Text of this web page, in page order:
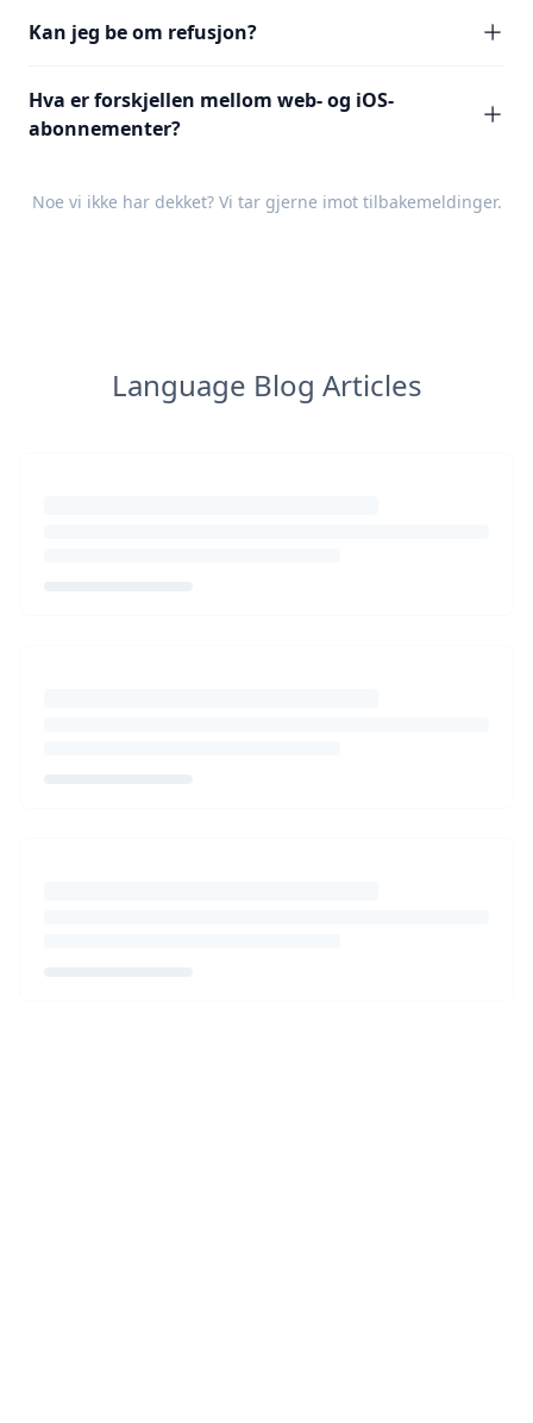
Kan jeg be om refusjon?
Hva er forskjellen mellom web- og iOS-
abonnementer?
Noe vi ikke har dekket? Vi tar gjerne imot tilbakemeldinger.
Language Blog Articles